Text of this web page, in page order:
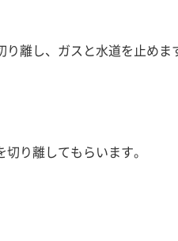
離し、ガスと水道を止めま
り離してもらいます。